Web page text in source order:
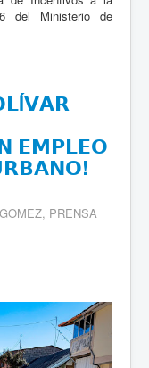
del Ministerio de
𝗘𝗠𝗣𝗟𝗘𝗢
PRENSA